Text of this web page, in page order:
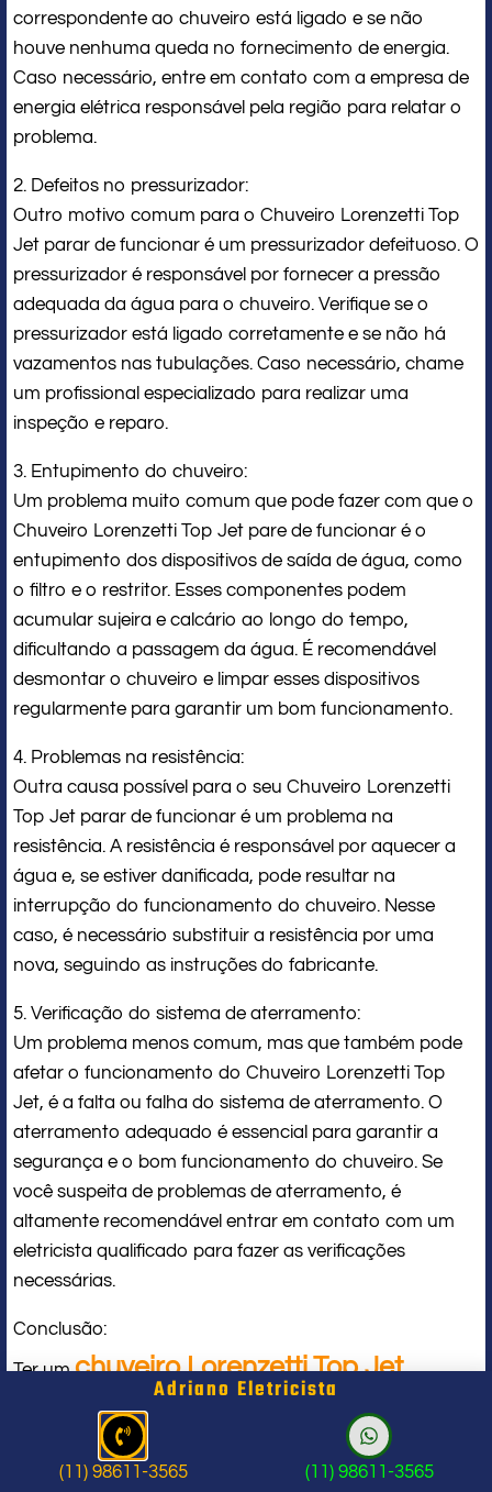
correspondente ao chuveiro está ligado e se não
houve nenhuma queda no fornecimento de energia.
Caso necessário, entre em contato com a empresa de
energia elétrica responsável pela região para relatar o
problema.
2. Defeitos no pressurizador:
Outro motivo comum para o Chuveiro Lorenzetti Top
Jet parar de funcionar é um pressurizador defeituoso. O
pressurizador é responsável por fornecer a pressão
adequada da água para o chuveiro. Verifique se o
pressurizador está ligado corretamente e se não há
vazamentos nas tubulações. Caso necessário, chame
um profissional especializado para realizar uma
inspeção e reparo.
3. Entupimento do chuveiro:
Um problema muito comum que pode fazer com que o
Chuveiro Lorenzetti Top Jet pare de funcionar é o
entupimento dos dispositivos de saída de água, como
o filtro e o restritor. Esses componentes podem
acumular sujeira e calcário ao longo do tempo,
dificultando a passagem da água. É recomendável
desmontar o chuveiro e limpar esses dispositivos
regularmente para garantir um bom funcionamento.
4. Problemas na resistência:
Outra causa possível para o seu Chuveiro Lorenzetti
Top Jet parar de funcionar é um problema na
resistência. A resistência é responsável por aquecer a
água e, se estiver danificada, pode resultar na
interrupção do funcionamento do chuveiro. Nesse
caso, é necessário substituir a resistência por uma
nova, seguindo as instruções do fabricante.
5. Verificação do sistema de aterramento:
Um problema menos comum, mas que também pode
afetar o funcionamento do Chuveiro Lorenzetti Top
Jet, é a falta ou falha do sistema de aterramento. O
aterramento adequado é essencial para garantir a
segurança e o bom funcionamento do chuveiro. Se
você suspeita de problemas de aterramento, é
altamente recomendável entrar em contato com um
eletricista qualificado para fazer as verificações
necessárias.
Conclusão:
Ter umchuveiro Lorenzetti Top Jet
parado de funcionar na Zona Leste
de São Paulo
pode ser uma experiência
Adriano Eletricista
(11) 98611-3565 (11) 98611-3565